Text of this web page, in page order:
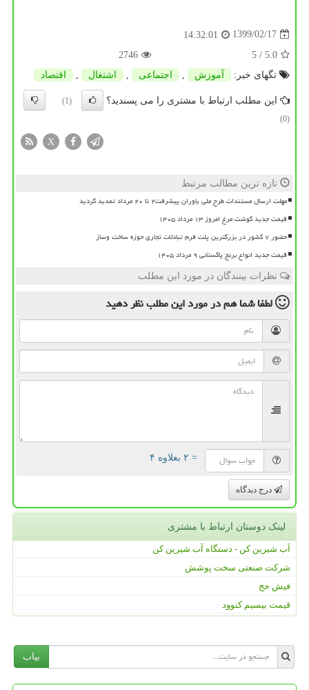
1399/02/17
14:32:01
5.0
/ 5
2746
تگهای خبر:
آموزش , اجتماعی , اشتغال , اقتصاد
این مطلب ارتباط با مشتری را می پسندید؟
(1)
(0)
X
تازه ترین مطالب مرتبط
مهلت ارسال مستندات طرح ملی یاوران پیشرفت۲ تا ۲۰ مرداد تمدید گردید
قیمت جدید گوشت مرغ امروز ۱۳ مرداد ۱۴۰۵
حضور ۷ کشور در بزرگترین پلت فرم تبادلات تجاری حوزه ساخت وساز
قیمت جدید انواع برنج پاکستانی ۹ مرداد ۱۴۰۵
نظرات بینندگان در مورد این مطلب
لطفا شما همدر مورد این مطلبنظر دهید
= ۲ بعلاوه ۴
درج دیدگاه
لینک دوستان ارتباط با مشتری
آب شیرین کن - دستگاه آب شیرین کن
شرکت صنعتی سخت پوشش
فیش حج
قیمت بیسیم کنوود
بیاب